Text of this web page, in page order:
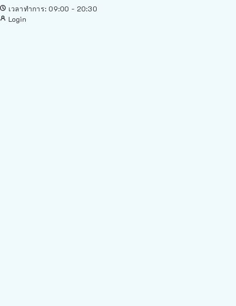
เวลาทำการ: 09:00 - 20:30
Login